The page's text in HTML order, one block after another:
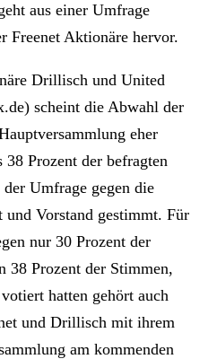
aus einer Umfrage
Freenet Aktionäre hervor.
Drillisch und United
scheint die Abwahl der
eher
Prozent der befragten
Umfrage gegen die
Vorstand gestimmt. Für
nur 30 Prozent der
38 Prozent der Stimmen,
hatten gehört auch
und Drillisch mit ihrem
am kommenden